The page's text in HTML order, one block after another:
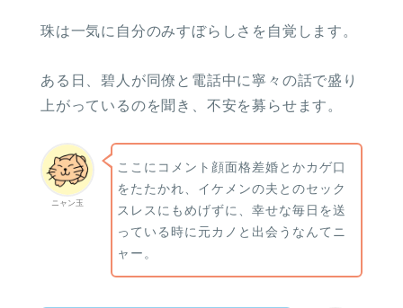
珠は一気に自分のみすぼらしさを自覚します。
ある日、碧人が同僚と電話中に寧々の話で盛り
上がっているのを聞き、不安を募らせます。
ニャン玉
ここにコメント顔面格差婚とかカゲ口
をたたかれ、イケメンの夫とのセック
スレスにもめげずに、幸せな毎日を送
っている時に元カノと出会うなんてニ
ャー。